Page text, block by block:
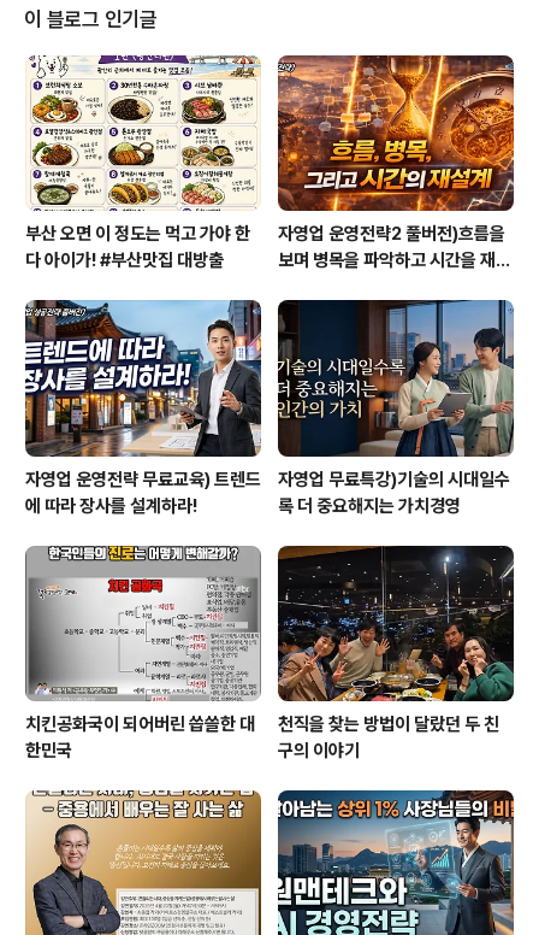
시간이 길었던 것 같습니다. 제 스스로 잘하고 있다고 느끼
기보다는 자꾸만 뭔가를 더 해야 하고, 남들보다 특별하고
뛰어나야 한다는 생각을 항상 해왔습니다. 뒤돌아보면 나
름대로 값지고, 많은 걸 배울 수 있었던 시간들이기도 했지
만 또 다시 겪고 싶지는 않은 과정이기도 합니다. 소위 말해
'대학교 와서 놀 거면 제대로 놀..
이 블로그 인기글
부산 오면 이 정도는 먹고 가야 한
다 아이가! #부산맛집 대방출
자영업 운영전략2 풀버전)흐름을
보며 병목을 파악하고 시간을 재설
자영업 운영전략 무료교육) 트렌드
에 따라 장사를 설계하라!
자영업 무료특강)기술의 시대일수
록 더 중요해지는 가치경영
치킨공화국이 되어버린 씁쓸한 대
한민국
천직을 찾는 방법이 달랐던 두 친
구의 이야기